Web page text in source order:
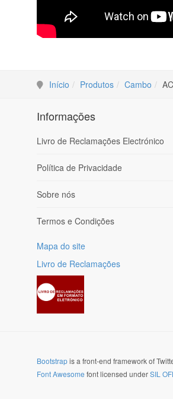
Início Produtos Cambo
Informações
Livro de Reclamações Electrónico
Política de Privacidade
Sobre nós
Termos e Condições
Mapa do site
Livro de Reclamações
Bootstrapis a front-end framework of
Font Awesome font licensed underSIL